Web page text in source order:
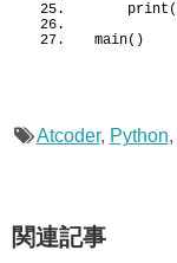
print (
main()
Atcoder, Python,
関連記事